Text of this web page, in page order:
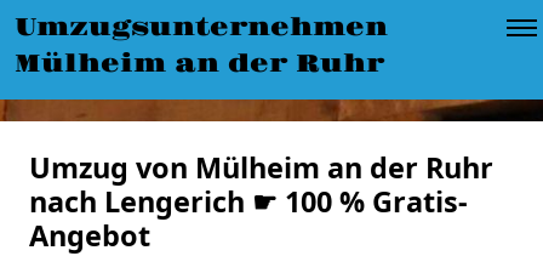
Umzugsunternehmen
Mülheim an der Ruhr
Umzug von Mülheim an der Ruhr
nach Lengerich ☛ 100 % Gratis-
Angebot